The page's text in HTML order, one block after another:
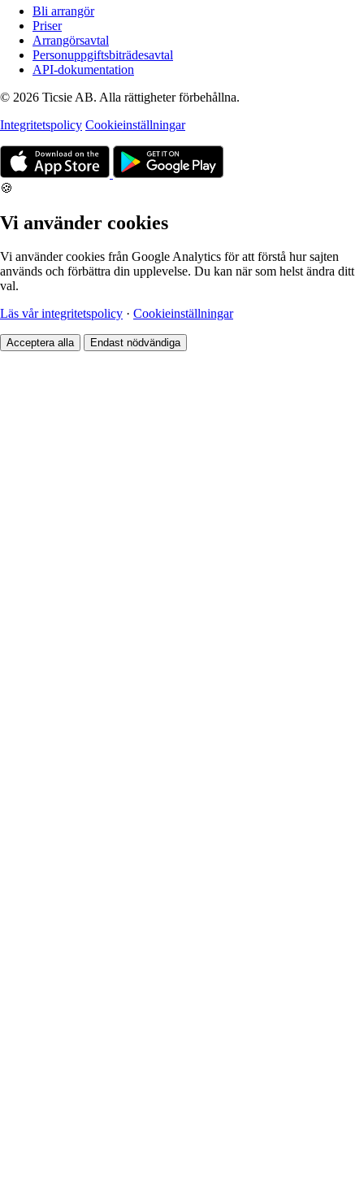
Bli arrangör
Priser
Arrangörsavtal
Personuppgiftsbiträdesavtal
API-dokumentation
© 2026 Ticsie AB. Alla rättigheter förbehållna.
Integritetspolicy Cookieinställningar
🍪
Vi använder cookies
Vi använder cookies från Google Analytics för att förstå hur sajten
används och förbättra din upplevelse. Du kan när som helst ändra ditt
val.
Läs vår integritetspolicy · Cookieinställningar
Acceptera alla Endast nödvändiga